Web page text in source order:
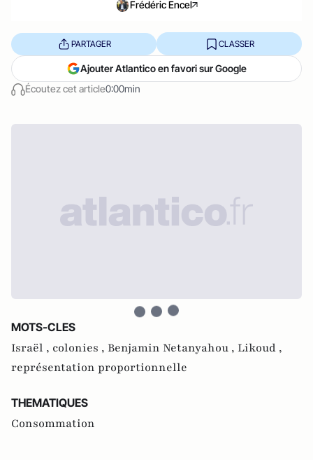
Frédéric Encel
Écoutez cet article0:00min
PARTAGER CLASSER
Ajouter Atlantico en favori sur Google
MOTS-CLES
Israël , colonies , Benjamin Netanyahou , Likoud ,
représentation proportionnelle
THEMATIQUES
Consommation